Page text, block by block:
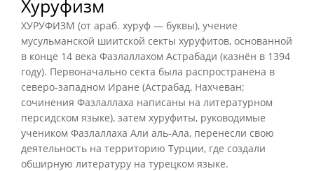
Хуруфизм
ХУРУФИЗМ (от араб. хуруф — буквы), учение
мусульманской шиитской секты хуруфитов, основанной
в конце 14 века Фазлаллахом Астрабади (казнён в 1394
году). Первоначально секта была распространена в
северо-западном Иране (Астрабад, Нахчеван;
сочинения Фазлаллаха написаны на литературном
персидском языке), затем хуруфиты, руководимые
учеником Фазлаллаха Али аль-Ала, перенесли свою
деятельность на территорию Турции, где создали
обширную литературу на турецком языке.